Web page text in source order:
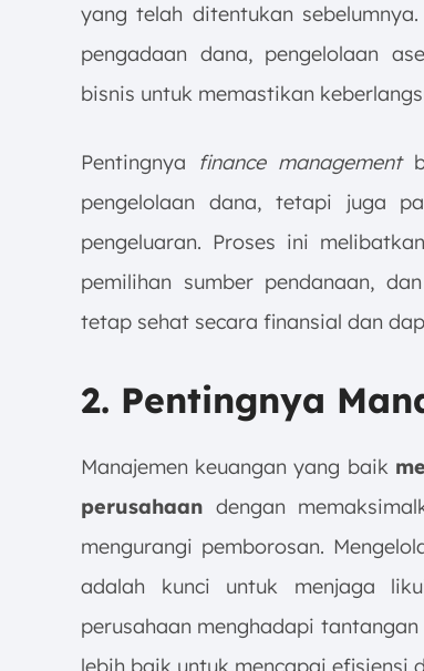
yang telah ditentukan
pengadaan dana, pengelolaan
bisnis untuk memastikan
Pentingnya finance management
pengelolaan dana, tetapi juga
pengeluaran. Proses ini
pemilihan sumber pendanaan,
tetap sehat secara finansial dan
2. Pentingnya
Manajemen keuangan yang baik
perusahaan dengan
mengurangi pemborosan.
adalah kunci untuk menjaga
perusahaan menghadapi